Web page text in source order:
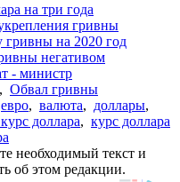
на три года
гривны
на 2020 год
негативом
- министр
, Обвал гривны
евро, валюта, доллары,
доллара, курс доллара
необходимый текст и
об этом редакции.